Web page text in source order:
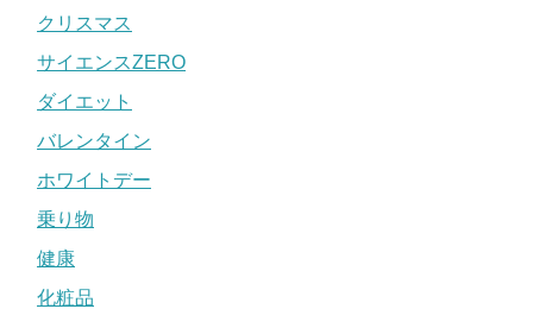
クリスマス
サイエンスZERO
ダイエット
バレンタイン
ホワイトデー
乗り物
健康
化粧品